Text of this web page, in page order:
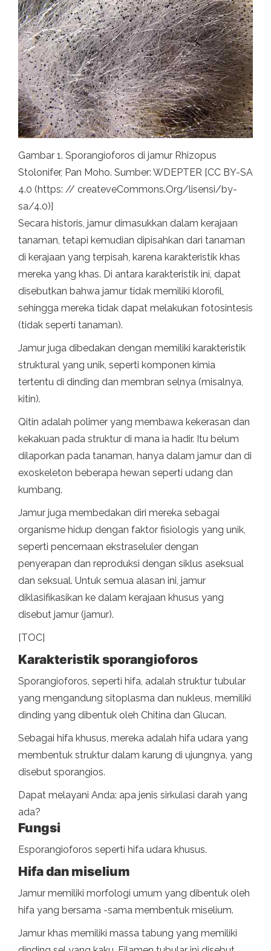
Gambar 1. Sporangioforos di jamur Rhizopus
Stolonifer, Pan Moho. Sumber: WDEPTER [CC BY-SA
4.0 (https: // createveCommons.Org/lisensi/by-
sa/4.0)]
Secara historis, jamur dimasukkan dalam kerajaan
tanaman, tetapi kemudian dipisahkan dari tanaman
di kerajaan yang terpisah, karena karakteristik khas
mereka yang khas. Di antara karakteristik ini, dapat
disebutkan bahwa jamur tidak memiliki klorofil,
sehingga mereka tidak dapat melakukan fotosintesis
(tidak seperti tanaman).
Jamur juga dibedakan dengan memiliki karakteristik
struktural yang unik, seperti komponen kimia
tertentu di dinding dan membran selnya (misalnya,
kitin).
Qitin adalah polimer yang membawa kekerasan dan
kekakuan pada struktur di mana ia hadir. Itu belum
dilaporkan pada tanaman, hanya dalam jamur dan di
exoskeleton beberapa hewan seperti udang dan
kumbang.
Jamur juga membedakan diri mereka sebagai
organisme hidup dengan faktor fisiologis yang unik,
seperti pencernaan ekstraseluler dengan
penyerapan dan reproduksi dengan siklus aseksual
dan seksual. Untuk semua alasan ini, jamur
diklasifikasikan ke dalam kerajaan khusus yang
disebut jamur (jamur).
[TOC]
Karakteristik sporangioforos
Sporangioforos, seperti hifa, adalah struktur tubular
yang mengandung sitoplasma dan nukleus, memiliki
dinding yang dibentuk oleh Chitina dan Glucan.
Sebagai hifa khusus, mereka adalah hifa udara yang
membentuk struktur dalam karung di ujungnya, yang
disebut sporangios.
Dapat melayani Anda: apa jenis sirkulasi darah yang
ada?
Fungsi
Esporangioforos seperti hifa udara khusus.
Hifa dan miselium
Jamur memiliki morfologi umum yang dibentuk oleh
hifa yang bersama -sama membentuk miselium.
Jamur khas memiliki massa tabung yang memiliki